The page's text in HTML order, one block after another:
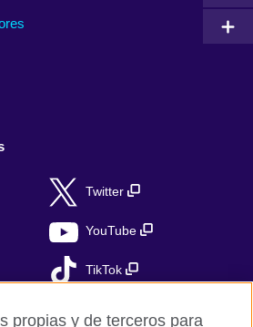
Twitter
YouTube
TikTok
propias y de terceros para